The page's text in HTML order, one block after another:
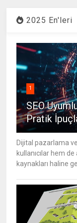
2025 En'leri
1
SEO
Pratik
Dijital pazarlama
kullanıcılar hem
kaynakları haline